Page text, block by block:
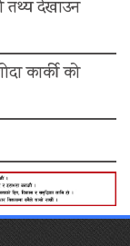
तथ्य देखाउन
कार्की को